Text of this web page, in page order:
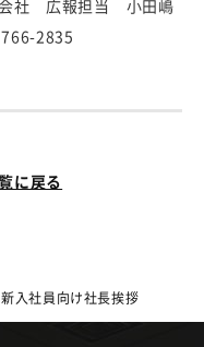
会社 広報担当 小田嶋
2835
に戻る
入社員向け社長挨拶